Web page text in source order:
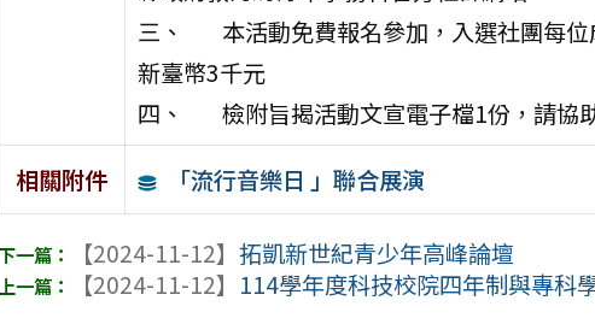
三、 本活動免費報名參加，入選社團每位
新臺幣3千元
四、 檢附旨揭活動文宣電子檔1份，請協
相關附件
「流行音樂日 」聯合展演
【2024-11-12】拓凱新世紀青少年高峰論壇
【2024-11-12】 114學年度科技校院四年制與專科